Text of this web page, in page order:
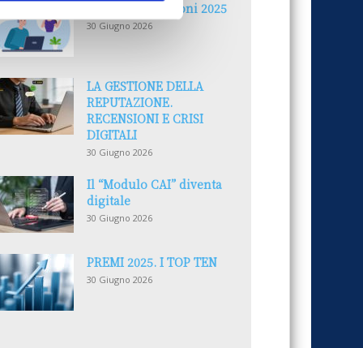
Reclami e sanzioni 2025
30 Giugno 2026
LA GESTIONE DELLA
REPUTAZIONE.
RECENSIONI E CRISI
DIGITALI
30 Giugno 2026
Il “Modulo CAI” diventa
digitale
30 Giugno 2026
PREMI 2025. I TOP TEN
30 Giugno 2026